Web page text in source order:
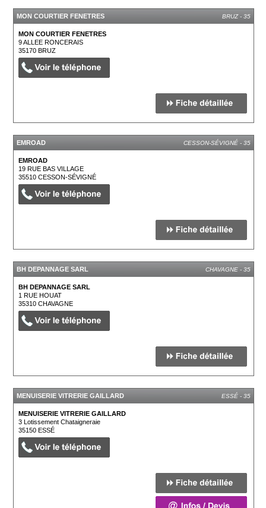
MON COURTIER FENETRES BRUZ - 35
MON COURTIER FENETRES
9 ALLEE RONCERAIS
35170BRUZ
EMROAD CESSON-SÉVIGNÉ - 35
EMROAD
19 RUE BAS VILLAGE
35510CESSON-SÉVIGNÉ
BH DEPANNAGE SARL CHAVAGNE - 35
BH DEPANNAGE SARL
1 RUE HOUAT
35310CHAVAGNE
MENUISERIE VITRERIE GAILLARD ESSÉ - 35
MENUISERIE VITRERIE GAILLARD
3 Lotissement Chataigneraie
35150ESSÉ